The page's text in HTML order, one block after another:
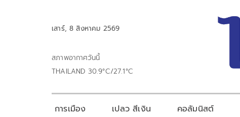
เสาร์, 8 สิงหาคม 2569
สภาพอากาศวันนี้
THAILAND 30.9°C/27.1°C
การเมือง เปลว สีเงิน คอลัมนิสต์